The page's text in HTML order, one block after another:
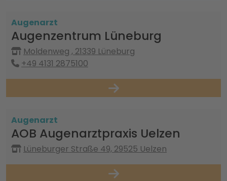
Augenarzt
Augenzentrum Lüneburg
Moldenweg , 21339 Lüneburg
+49 4131 2875100
Augenarzt
AOB Augenarztpraxis Uelzen
Lüneburger Straße 49, 29525 Uelzen